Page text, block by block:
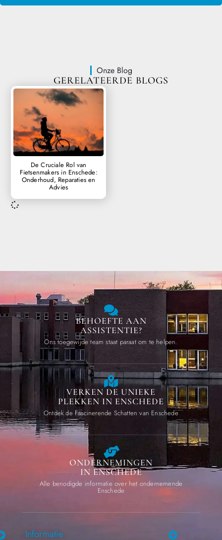
Onze Blog
GERELATEERDE BLOGS
De Cruciale Rol van
Fietsenmakers in Enschede:
Onderhoud, Reparaties en
Advies
BEHOEFTE AAN
ASSISTENTIE?
Ons toegewijde team staat paraat om te helpen.
VERKEN DE UNIEKE
PLEKKEN IN ENSCHEDE
Ontdek de Fascinerende Schatten van Enschede
ONDERNEMINGEN
IN ENSCHEDE
Alle benodigde informatie over het ondernemende
Enschede
Informatie